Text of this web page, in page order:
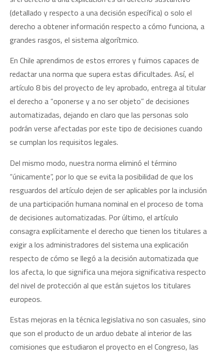
(detallado y respecto a una decisión específica) o solo el
derecho a obtener información respecto a cómo funciona, a
grandes rasgos, el sistema algorítmico.
En Chile aprendimos de estos errores y fuimos capaces de
redactar una norma que supera estas dificultades. Así, el
artículo 8 bis del proyecto de ley aprobado, entrega al titular
el derecho a “oponerse y a no ser objeto” de decisiones
automatizadas, dejando en claro que las personas solo
podrán verse afectadas por este tipo de decisiones cuando
se cumplan los requisitos legales.
Del mismo modo, nuestra norma eliminó el término
“únicamente”, por lo que se evita la posibilidad de que los
resguardos del artículo dejen de ser aplicables por la inclusión
de una participación humana nominal en el proceso de toma
de decisiones automatizadas. Por último, el artículo
consagra explícitamente el derecho que tienen los titulares a
exigir a los administradores del sistema una explicación
respecto de cómo se llegó a la decisión automatizada que
los afecta, lo que significa una mejora significativa respecto
del nivel de protección al que están sujetos los titulares
europeos.
Estas mejoras en la técnica legislativa no son casuales, sino
que son el producto de un arduo debate al interior de las
comisiones que estudiaron el proyecto en el Congreso, las